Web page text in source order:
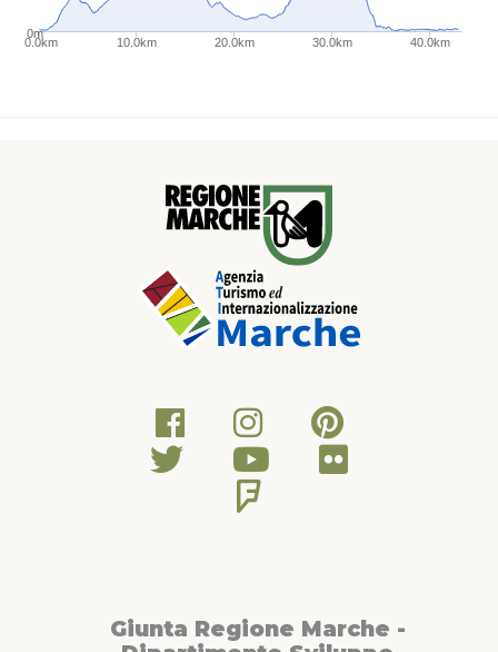
0.0km 10.0km 20.0km 30.0km 40.0km
0m
Giunta Regione Marche -